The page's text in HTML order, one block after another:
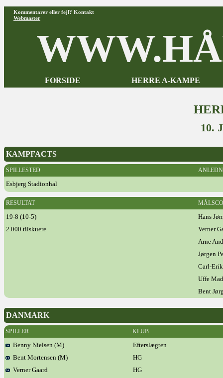
Kommentarer eller fejl? Kontakt
Webmaster
FORSIDE HERRE A-KAMPE
10.
KAMPFACTS
SPILLESTED
Esbjerg Stadionhal
RESULTAT
19-8 (10-5)
Hans
2.000 tilskuere
Verner
Arne
Jørgen
Carl-
Uffe
Bent
DANMARK
SPILLER KLUB
Benny Nielsen (M)
Efterslægten
Bent Mortensen (M)
HG
Verner Gaard
HG